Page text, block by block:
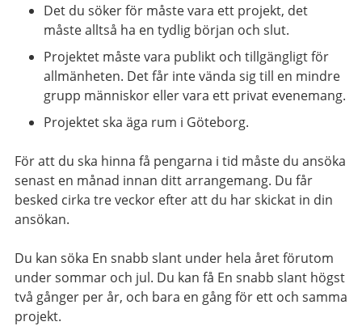
Det du söker för måste vara ett projekt, det
måste alltså ha en tydlig början och slut.
Projektet måste vara publikt och tillgängligt för
allmänheten. Det får inte vända sig till en mindre
grupp människor eller vara ett privat evenemang.
Projektet ska äga rum i Göteborg.
För att du ska hinna få pengarna i tid måste du ansöka
senast en månad innan ditt arrangemang. Du får
besked cirka tre veckor efter att du har skickat in din
ansökan.
Du kan söka En snabb slant under hela året förutom
under sommar och jul. Du kan få En snabb slant högst
två gånger per år, och bara en gång för ett och samma
projekt.